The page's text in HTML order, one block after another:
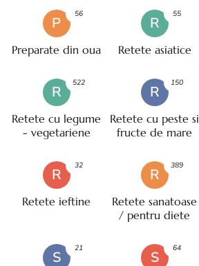
P
Preparate din oua
56
R
Retete asiatice
55
R
Retete cu legume
- vegetariene
522
R
Retete cu peste si
fructe de mare
150
R
Retete ieftine
32
R
Retete sanatoase
/ pentru diete
389
S
21
S
64